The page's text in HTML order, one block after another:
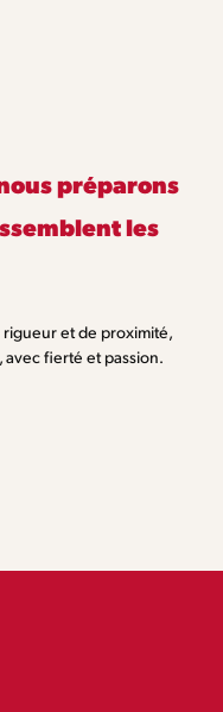
préparons
les
rigueur et de proximité,
fierté et passion.